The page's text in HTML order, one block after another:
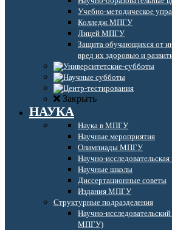
Учебно-методическое
Колледж МПГУ
Лицей МПГУ
Защита обучающихся от
вред их здоровью и
Закрыть
НАУКА
Наука в МПГУ
Научные мероприятия
Олимпиады МПГУ
Научно-
Научные школы
Диссертационные советы
Издания МПГУ
Структурные подразделения
Научно-
МПГУ)